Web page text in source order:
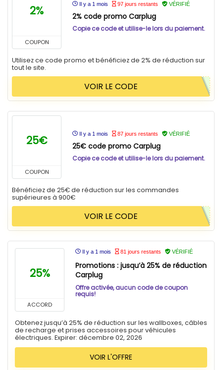
2%
COUPON
Il y a 1 mois 97 jours restants VÉRIFIÉ
2% code promo Carplug
Copie ce code et utilise-le lors du paiement.
Utilisez ce code promo et bénéficiez de 2% de réduction sur
tout le site.
VOIR LE CODE
25€
COUPON
Il y a 1 mois 87 jours restants VÉRIFIÉ
25€ code promo Carplug
Copie ce code et utilise-le lors du paiement.
Bénéficiez de 25€ de réduction sur les commandes
supérieures à 900€
VOIR LE CODE
25%
ACCORD
Il y a 1 mois 81 jours restants VÉRIFIÉ
Promotions : jusqu’à 25% de réduction
Carplug
Offre activée, aucun code de coupon
requis!
Obtenez jusqu’à 25% de réduction sur les wallboxes, câbles
de recharge et prises accessoires pour véhicules
électriques. Expirer: décembre 02, 2026
VOIR L'OFFRE